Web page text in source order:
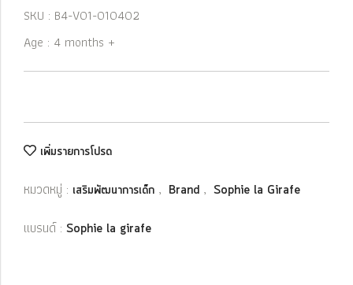
SKU : B4-V01-010402
Age : 4 months +
เพิ่มรายการโปรด
หมวดหมู่ : เสริมพัฒนาการเด็ก , Brand , Sophie la Girafe
แบรนด์ : Sophie la girafe